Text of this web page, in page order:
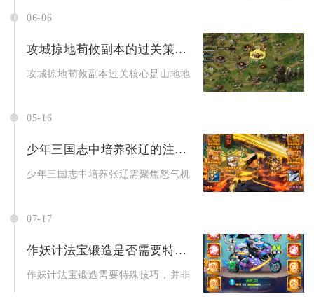
06-06
攻城掠地荀攸副本的过关策略是什么
攻城掠地荀攸副本过关核心是山地地形适配武将+精准排阵+甘
05-16
少年三国志中培养张辽的注意事项有哪些
少年三国志中培养张辽需聚焦怒气机制、技能优先级、阵容适
07-17
作妖计法宝锻造是否需要特殊技巧
作妖计法宝锻造需要特殊技巧，并非盲目点击就能高效成型，